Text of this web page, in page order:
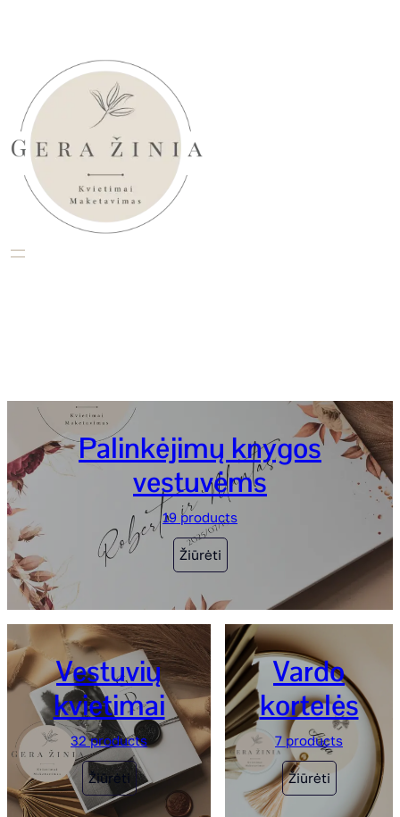
Palinkėjimų knygos
vestuvėms
19 products
Žiūrėti
Vestuvių
kvietimai
32 products
Žiūrėti
Vardo
kortelės
7 products
Žiūrėti